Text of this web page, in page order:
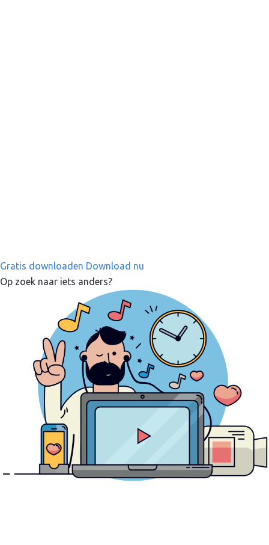
Gratis downloaden Download nu
Op zoek naar iets anders?